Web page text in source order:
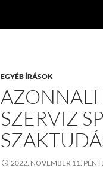
EGYÉB ÍRÁSOK
AZONNALI
SZERVIZ
2022. NOVEMBER 11.